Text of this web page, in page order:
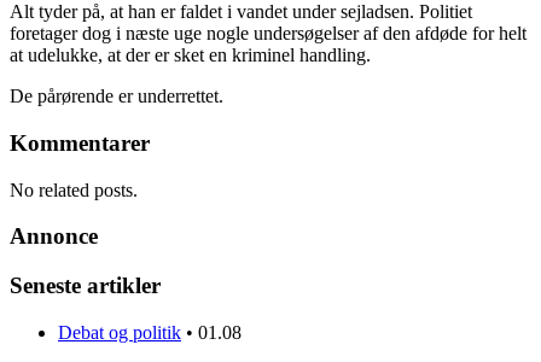
Alt tyder på, at han er faldet i vandet under sejladsen. Politiet
foretager dog i næste uge nogle undersøgelser af den afdøde for helt
at udelukke, at der er sket en kriminel handling.
De pårørende er underrettet.
Kommentarer
No related posts.
Annonce
Seneste artikler
Debat og politik • 01.08